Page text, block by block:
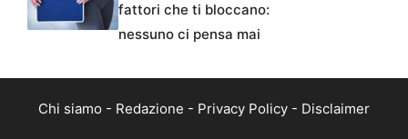
fattori che ti bloccano:
nessuno ci pensa mai
Chi siamo - Redazione - Privacy Policy - Disclaimer